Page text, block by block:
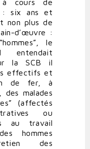
cours de
: six ans et
non plus de
d’œuvre :
le
entendait
la SCB il
effectifs et
de fer, à
des malades
(affectés
ou
au travail
hommes
des